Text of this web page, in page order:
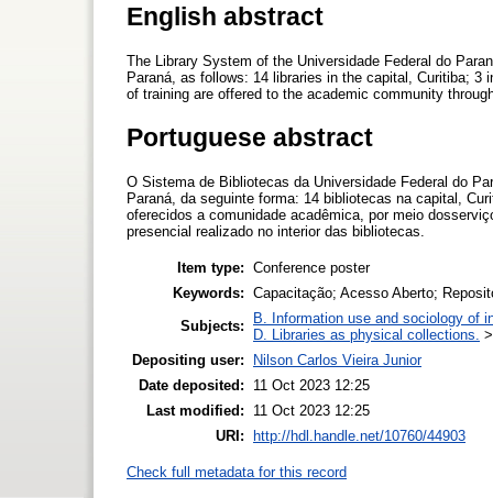
English abstract
The Library System of the Universidade Federal do
Paraná, as follows: 14 libraries in the capital, Curitiba;
of training are offered to the academic community
Portuguese abstract
O Sistema de Bibliotecas da Universidade Federal do
Paraná, da seguinte forma: 14 bibliotecas na capital,
oferecidos a comunidade acadêmica, por meio
presencial realizado no interior das bibliotecas.
Item type: Conference poster
Keywords: Capacitação; Acesso Aberto;
Subjects:
B. Information use and sociology of
D. Libraries as physical collections.
Depositing user:
Nilson Carlos Vieira Junior
Date deposited:
11 Oct 2023 12:25
Last modified:
11 Oct 2023 12:25
URI:
http://hdl.handle.net/10760/44903
Check full metadata for this record